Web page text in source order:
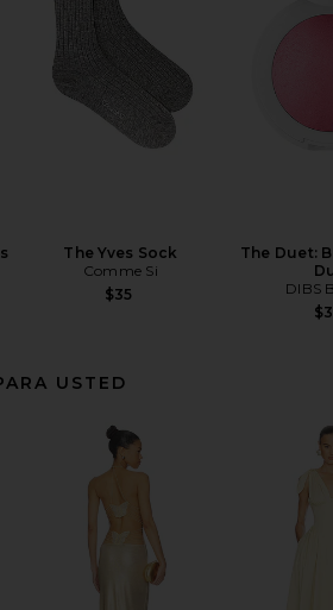
The Yves Sock
Comme Si
$35
The Duet:
DIBS
USTED